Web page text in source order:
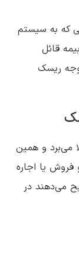
که به سیستم
قائل
ریسک
می‌برد و همین
یا اجاره
می‌دهند در